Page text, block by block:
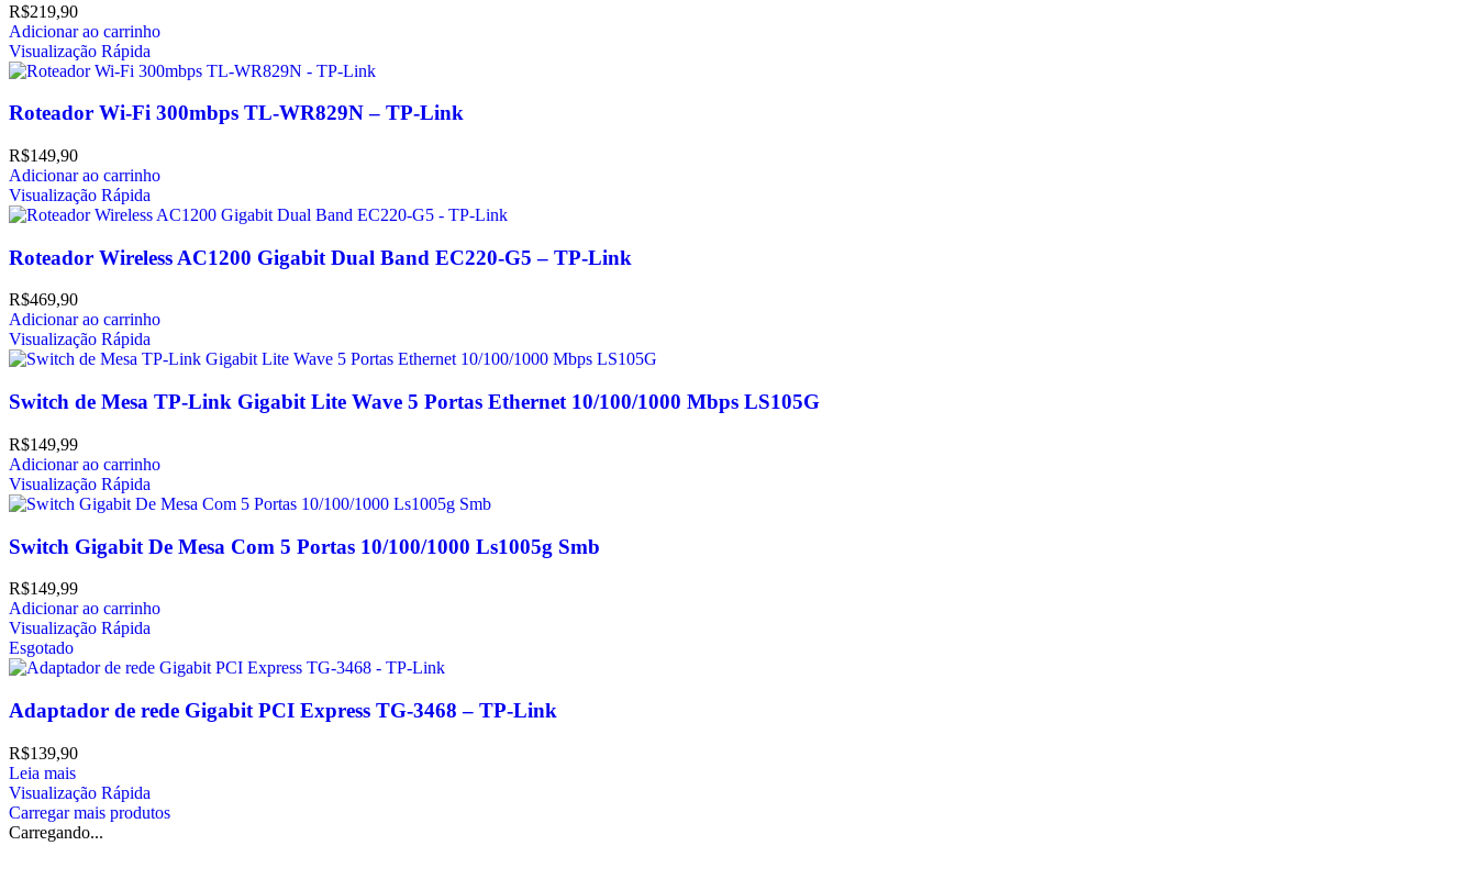
R$219,90
Adicionar ao carrinho
Visualização Rápida
Roteador Wi-Fi 300mbps TL-WR829N – TP-Link
R$149,90
Adicionar ao carrinho
Visualização Rápida
Roteador Wireless AC1200 Gigabit Dual Band EC220-G5 – TP-Link
R$469,90
Adicionar ao carrinho
Visualização Rápida
Switch de Mesa TP-Link Gigabit Lite Wave 5 Portas Ethernet 10/100/1000 Mbps LS105G
R$149,99
Adicionar ao carrinho
Visualização Rápida
Switch Gigabit De Mesa Com 5 Portas 10/100/1000 Ls1005g Smb
R$149,99
Adicionar ao carrinho
Visualização Rápida
Esgotado
Adaptador de rede Gigabit PCI Express TG-3468 – TP-Link
R$139,90
Leia mais
Visualização Rápida
Carregar mais produtos
Carregando...